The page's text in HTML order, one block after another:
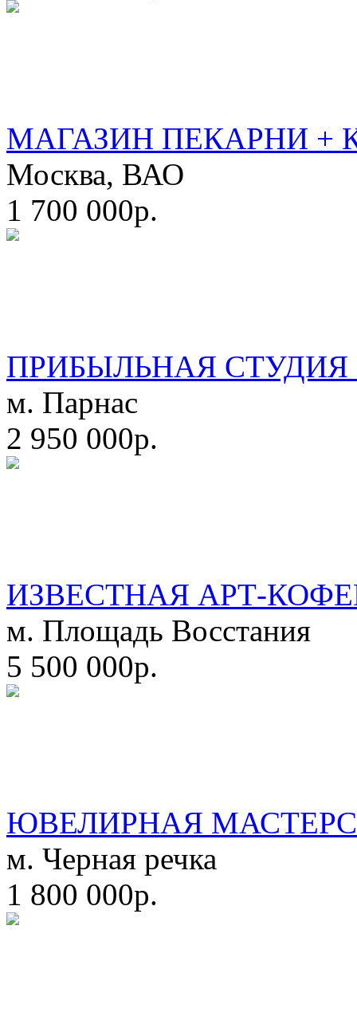
МАГАЗИН ПЕКАРНИ +
Москва, ВАО
1 700 000р.
ПРИБЫЛЬНАЯ СТУДИЯ
м. Парнас
2 950 000р.
ИЗВЕСТНАЯ АРТ-
м. Площадь Восстания
5 500 000р.
ЮВЕЛИРНАЯ
м. Черная речка
1 800 000р.